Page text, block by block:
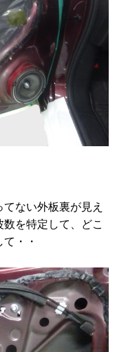
ない外板裏が見え
を特定して、どこ
・・